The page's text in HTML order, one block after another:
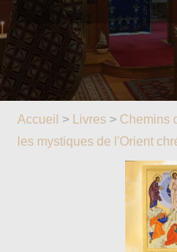
Accueil > Livres > Chemins
les mystiques de l'Orient